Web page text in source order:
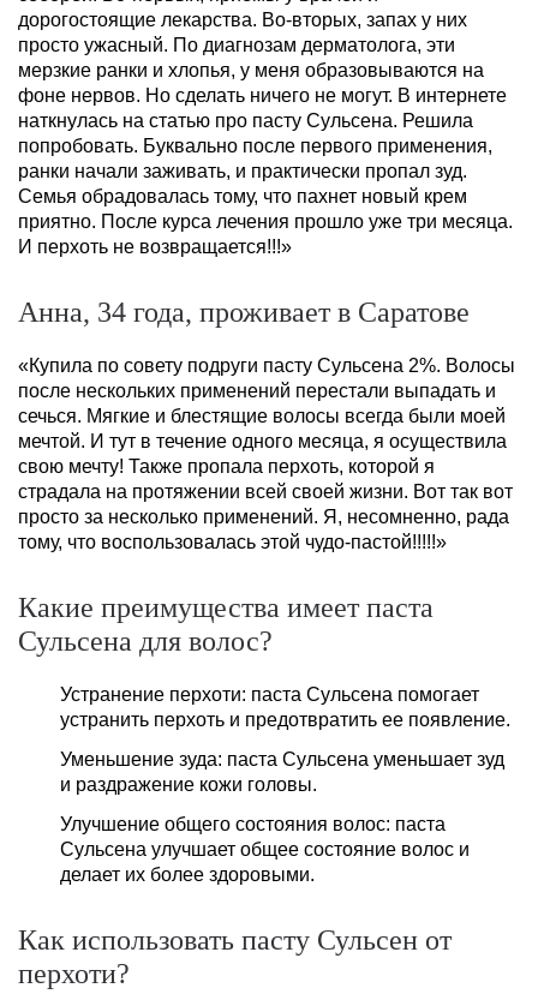
дорогостоящие лекарства. Во-вторых, запах у них
просто ужасный. По диагнозам дерматолога, эти
мерзкие ранки и хлопья, у меня образовываются на
фоне нервов. Но сделать ничего не могут. В интернете
наткнулась на статью про пасту Сульсена. Решила
попробовать. Буквально после первого применения,
ранки начали заживать, и практически пропал зуд.
Семья обрадовалась тому, что пахнет новый крем
приятно. После курса лечения прошло уже три месяца.
И перхоть не возвращается!!!»
Анна, 34 года, проживает в Саратове
«Купила по совету подруги пасту Сульсена 2%. Волосы
после нескольких применений перестали выпадать и
сечься. Мягкие и блестящие волосы всегда были моей
мечтой. И тут в течение одного месяца, я осуществила
свою мечту! Также пропала перхоть, которой я
страдала на протяжении всей своей жизни. Вот так вот
просто за несколько применений. Я, несомненно, рада
тому, что воспользовалась этой чудо-пастой!!!!!»
Какие преимущества имеет паста
Сульсена для волос?
Устранение перхоти: паста Сульсена помогает
устранить перхоть и предотвратить ее появление.
Уменьшение зуда: паста Сульсена уменьшает зуд
и раздражение кожи головы.
Улучшение общего состояния волос: паста
Сульсена улучшает общее состояние волос и
делает их более здоровыми.
Как использовать пасту Сульсен от
перхоти?